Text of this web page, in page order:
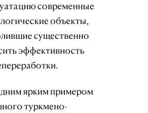
современные
объекты,
существенно
эффективность
ярким примером
туркмено-